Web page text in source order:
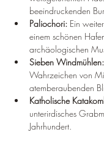
beeindruckenden
Paliochori: Ein
einem schönen
archäologischen
Sieben Windmühlen:
Wahrzeichen von
atemberaubenden
Katholische
unterirdisches
Jahrhundert.